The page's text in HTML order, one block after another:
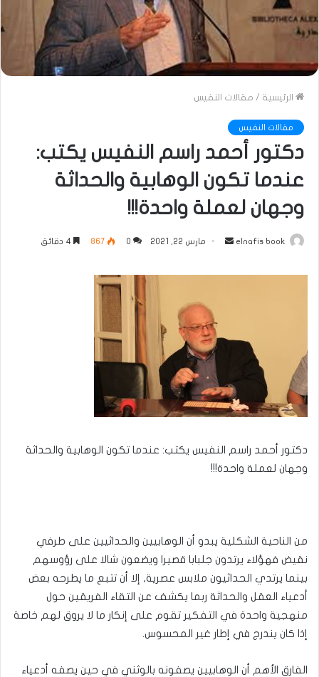
الرئيسية / مقالات النفيس
مقالات النفيس
دكتور أحمد راسم النفيس يكتب:
عندما تكون الوهابية والحداثة
وجهان لعملة واحدة!!!
elnafis book
أرسل
إلكترونيا
مارس 22, 2021 0
867
دكتور أحمد راسم النفيس يكتب: عندما تكون الوهابية والحداثة
وجهان لعملة واحدة!!!
من الناحية الشكلية يبدو أن الوهابيين والحداثيين على طرفي
نقيض فهؤلاء يرتدون جلبابا قصيرا ويضعون شالا على رؤوسهم
بينما يرتدي الحداثيون ملابس عصرية, إلا أن تتبع ما يطرحه بعض
أدعياء العقل والحداثة ربما يكشف عن التقاء الفريقين حول
منهجية واحدة في التفكير تقوم على إنكار ما لا يروق لهم خاصة
إذا كان يندرج في إطار غير المحسوس.
الفارق الأهم أن الوهابيين يصفونه بالوثني في حين يصفه أدعياء